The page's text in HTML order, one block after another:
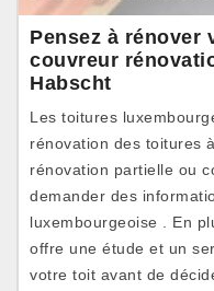
Pensez à rénover
couvreur
Habscht
Les toitures
rénovation des toitures
rénovation partielle ou
demander des
luxembourgeoise . En
offre une étude et un
votre toit avant de